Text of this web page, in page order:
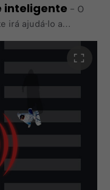
inteligente – O
irá ajudá-lo a
Ao detetar
ativará o